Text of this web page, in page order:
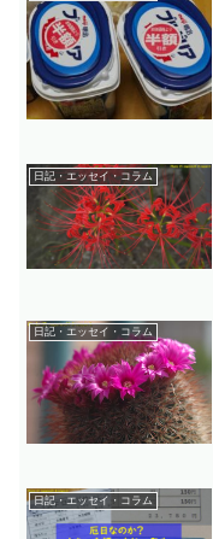
日記・エッセイ・コラム
日記・エッセイ・コラム
日記・エッセイ・コラム